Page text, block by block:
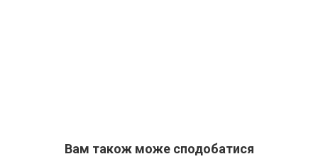
Вам також може сподобатися